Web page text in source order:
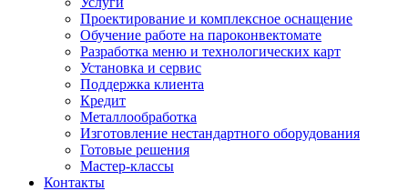
Проектирование и комплексное оснащение
Обучение работе на пароконвектомате
Разработка меню и технологических карт
Установка и сервис
Поддержка клиента
Кредит
Металлообработка
Изготовление нестандартного оборудования
Готовые решения
Мастер-классы
Контакты